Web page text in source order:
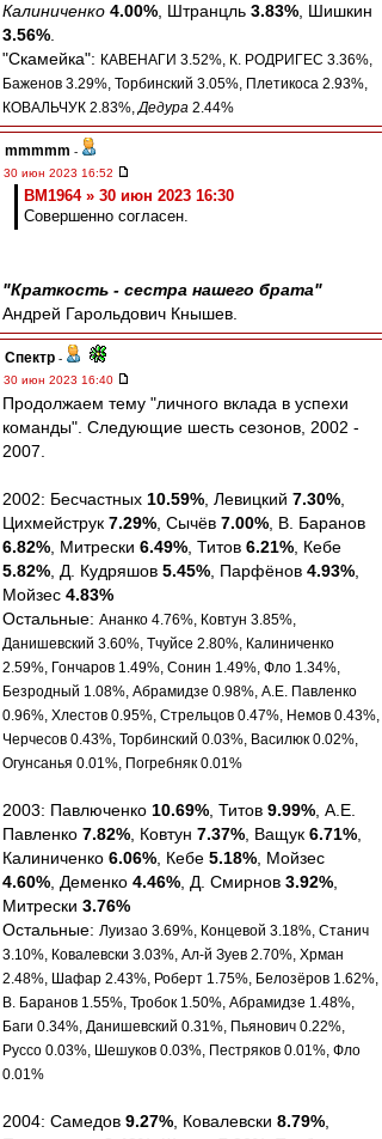
Калиниченко 4.00% , Штранцль 3.83% , Шишкин
3.56%
"Скамейка": КАВЕНАГИ 3.52%, К. РОДРИГЕС 3.36%,
Баженов 3.29%, Торбинский 3.05%, Плетикоса 2.93%,
КОВАЛЬЧУК 2.83%,Дедура 2.44%
mmmmm -
30 июн 2023 16:52
BM1964 » 30 июн 2023 16:30
Совершенно согласен.
"Краткость - сестра нашего брата"
Андрей Гарольдович Кнышев.
Спектр -
30 июн 2023 16:40
Продолжаем тему "личного вклада в успехи
команды". Следующие шесть сезонов, 2002 -
2007.
2002: Бесчастных 10.59% , Левицкий 7.30%
Цихмейструк 7.29% , Сычёв 7.00% , В. Баранов
6.82% , Митрески 6.49% , Титов 6.21% , Кебе
5.82% , Д. Кудряшов 5.45% , Парфёнов 4.93%
Мойзес 4.83%
Остальные: Ананко 4.76%, Ковтун 3.85%,
Данишевский 3.60%, Тчуйсе 2.80%, Калиниченко
2.59%, Гончаров 1.49%, Сонин 1.49%, Фло 1.34%,
Безродный 1.08%, Абрамидзе 0.98%, А.Е. Павленко
0.96%, Хлестов 0.95%, Стрельцов 0.47%, Немов 0.43%,
Черчесов 0.43%, Торбинский 0.03%, Василюк 0.02%,
Огунсанья 0.01%, Погребняк 0.01%
2003: Павлюченко 10.69% , Титов 9.99% , А.Е.
Павленко 7.82% , Ковтун 7.37% , Ващук 6.71%
Калиниченко 6.06% , Кебе 5.18% , Мойзес
4.60% , Деменко 4.46% , Д. Смирнов 3.92%
Митрески 3.76%
Остальные: Луизао 3.69%, Концевой 3.18%, Станич
3.10%, Ковалевски 3.03%, Ал-й Зуев 2.70%, Хрман
2.48%, Шафар 2.43%, Роберт 1.75%, Белозёров 1.62%,
В. Баранов 1.55%, Тробок 1.50%, Абрамидзе 1.48%,
Баги 0.34%, Данишевский 0.31%, Пьянович 0.22%,
Руссо 0.03%, Шешуков 0.03%, Пестряков 0.01%, Фло
0.01%
2004: Самедов 9.27% , Ковалевски 8.79%